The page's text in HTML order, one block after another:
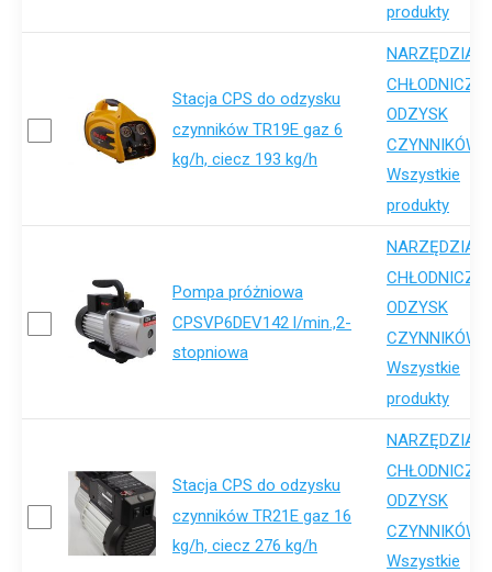
produkty
Stacja CPS do odzysku
czynników TR19E gaz 6
kg/h, ciecz 193 kg/h
NARZĘDZIA
CHŁODNICZE
ODZYSK
CZYNNIKÓW
Wszystkie
produkty
Pompa próżniowa
CPSVP6DEV142 l/min.,2-
stopniowa
NARZĘDZIA
CHŁODNICZE
ODZYSK
CZYNNIKÓW
Wszystkie
produkty
Stacja CPS do odzysku
czynników TR21E gaz 16
kg/h, ciecz 276 kg/h
NARZĘDZIA
CHŁODNICZE
ODZYSK
CZYNNIKÓW
Wszystkie